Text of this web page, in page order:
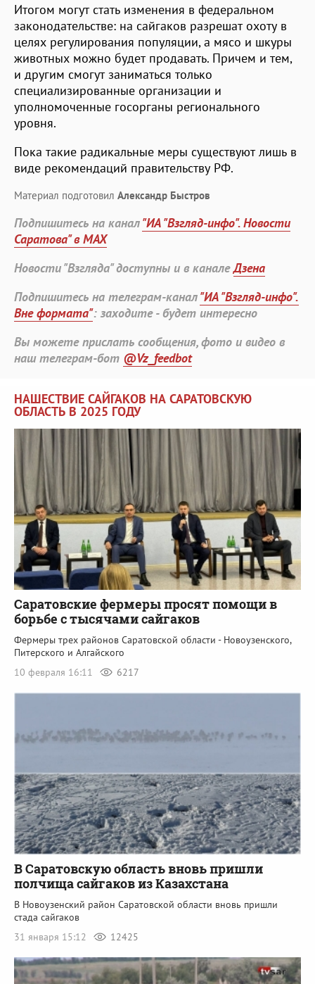
Итогом могут стать изменения в федеральном
законодательстве: на сайгаков разрешат охоту в
целях регулирования популяции, а мясо и шкуры
животных можно будет продавать. Причем и тем,
и другим смогут заниматься только
специализированные организации и
уполномоченные госорганы регионального
уровня.
Пока такие радикальные меры существуют лишь в
виде рекомендаций правительству РФ.
Материал подготовил Александр Быстров
Подпишитесь на канал"ИА "Взгляд-инфо". Новости
Саратова" в MAX
Новости "Взгляда" доступны и в каналеДзена
Подпишитесь на телеграм-канал"ИА "Взгляд-инфо".
Вне формата": заходите - будет интересно
Вы можете прислать сообщения, фото и видео в
наш телеграм-бот @Vz_feedbot
НАШЕСТВИЕ САЙГАКОВ НА САРАТОВСКУЮ
ОБЛАСТЬ В 2025 ГОДУ
Саратовские фермеры просят помощи в
борьбе с тысячами сайгаков
Фермеры трех районов Саратовской области - Новоузенского,
Питерского и Алгайского
10 февраля 16:11
6217
В Саратовскую область вновь пришли
полчища сайгаков из Казахстана
В Новоузенский район Саратовской области вновь пришли
стада сайгаков
31 января 15:12
12425